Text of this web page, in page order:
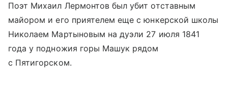
Поэт Михаил Лермонтов был убит отставным
майором и его приятелем еще с юнкерской школы
Николаем Мартыновым на дуэли 27 июля 1841
года у подножия горы Машук рядом
с Пятигорском.